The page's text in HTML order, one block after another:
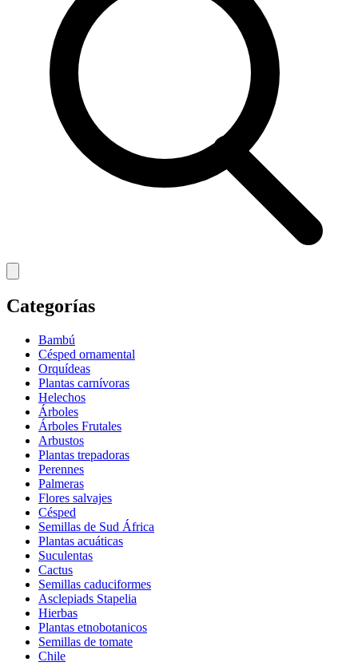
Categorías
Bambú
Césped ornamental
Orquídeas
Plantas carnívoras
Helechos
Árboles
Árboles Frutales
Arbustos
Plantas trepadoras
Perennes
Palmeras
Flores salvajes
Césped
Semillas de Sud África
Plantas acuáticas
Suculentas
Cactus
Semillas caduciformes
Asclepiads Stapelia
Hierbas
Plantas etnobotanicos
Semillas de tomate
Chile